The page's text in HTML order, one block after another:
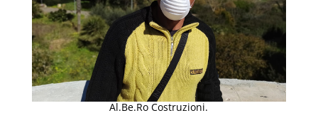
Al.Be.Ro Costruzioni.